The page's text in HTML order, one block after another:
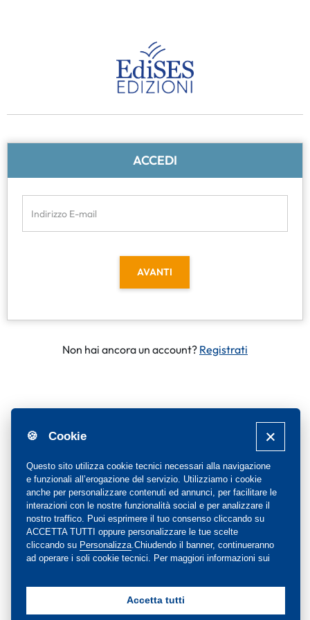
🍪 Cookie
Questo sito utilizza cookie tecnici necessari alla navigazione
e funzionali all’erogazione del servizio. Utilizziamo i cookie
anche per personalizzare contenuti ed annunci, per facilitare le
interazioni con le nostre funzionalità social e per analizzare il
nostro traffico. Puoi esprimere il tuo consenso cliccando su
ACCETTA TUTTI oppure personalizzare le tue scelte
cliccando su Personalizza .Chiudendo il banner, continueranno
ad operare i soli cookie tecnici. Per maggiori informazioni sui
Accetta tutti
ACCEDI
Indirizzo E-mail
AVANTI
Non hai ancora un account? Registrati